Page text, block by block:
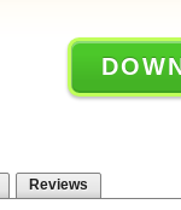
Reviews